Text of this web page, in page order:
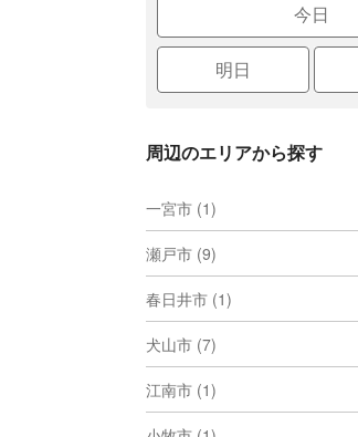
今日
明日
周辺のエリアから探す
一宮市 (1)
瀬戸市 (9)
春日井市 (1)
犬山市 (7)
江南市 (1)